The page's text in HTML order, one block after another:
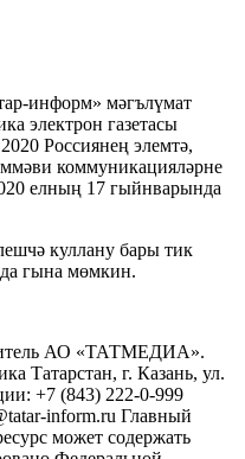
информ» мәгълүмат
электрон газетасы
Россиянең элемтә,
коммуникацияләрне
елның 17 гыйнварында
куллану бары тик
гына мөмкин.
АО «ТАТМЕДИА».
Татарстан, г. Казань, ул.
+7 (843) 222-0-999
inform.ru Главный
может содержать